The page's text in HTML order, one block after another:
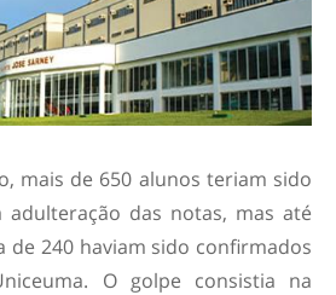
mais de 650 alunos teriam sido
adulteração das notas, mas até
de 240 haviam sido confirmados
O golpe consistia na